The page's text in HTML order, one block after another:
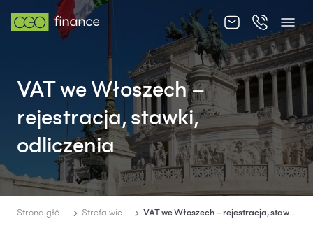
Oferta
Cennik
Strefa wiedzy
Kontakt
VAT we Włoszech –
rejestracja, stawki,
odliczenia
Strona główna Strefa wiedzy VAT we Włoszech – rejestracja, stawki, odliczenia